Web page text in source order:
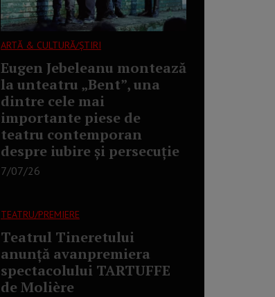
ARTĂ & CULTURĂ/ȘTIRI
Eugen Jebeleanu montează
la unteatru „Bent”, una
dintre cele mai
importante piese de
teatru contemporan
despre iubire și persecuție
7/07/26
TEATRU/PREMIERE
Teatrul Tineretului
anunță avanpremiera
spectacolului TARTUFFE
de Molière